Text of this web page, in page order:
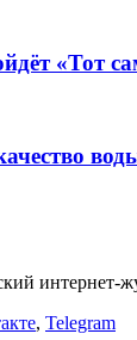
«Тот
интернет-
, Telegram